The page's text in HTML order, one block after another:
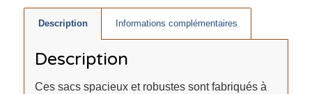
Description Informations complémentaires
Description
Ces sacs spacieux et robustes sont fabriqués à